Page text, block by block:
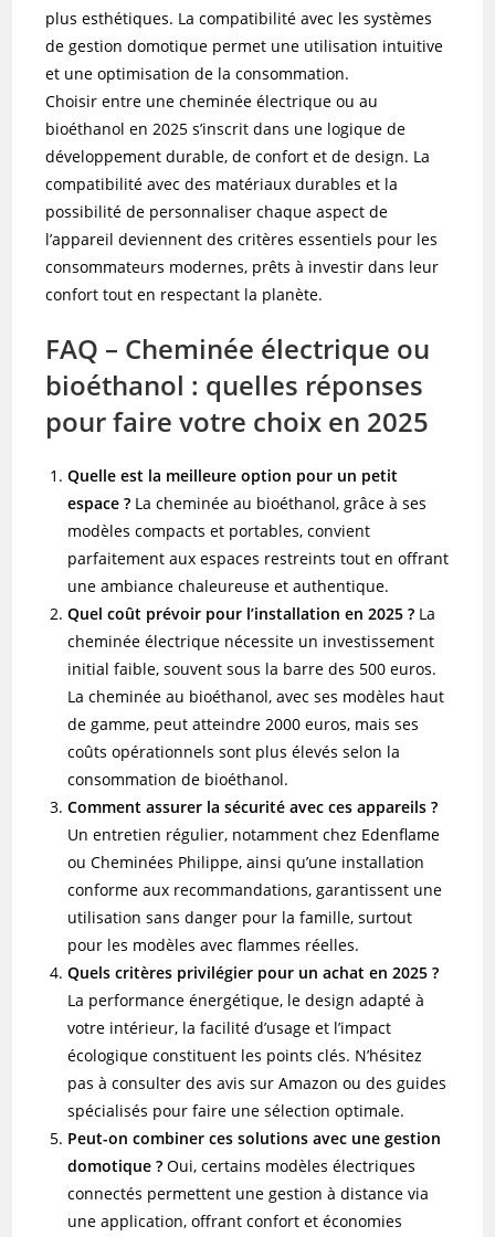
plus esthétiques. La compatibilité avec les systèmes
de gestion domotique permet une utilisation intuitive
et une optimisation de la consommation.
Choisir entre une cheminée électrique ou au
bioéthanol en 2025 s’inscrit dans une logique de
développement durable, de confort et de design. La
compatibilité avec des matériaux durables et la
possibilité de personnaliser chaque aspect de
l’appareil deviennent des critères essentiels pour les
consommateurs modernes, prêts à investir dans leur
confort tout en respectant la planète.
FAQ – Cheminée électrique ou
bioéthanol : quelles réponses
pour faire votre choix en 2025
Quelle est la meilleure option pour un petit
espace ? La cheminée au bioéthanol, grâce à ses
modèles compacts et portables, convient
parfaitement aux espaces restreints tout en offrant
une ambiance chaleureuse et authentique.
Quel coût prévoir pour l’installation en 2025 ? La
cheminée électrique nécessite un investissement
initial faible, souvent sous la barre des 500 euros.
La cheminée au bioéthanol, avec ses modèles haut
de gamme, peut atteindre 2000 euros, mais ses
coûts opérationnels sont plus élevés selon la
consommation de bioéthanol.
Comment assurer la sécurité avec ces appareils ?
Un entretien régulier, notamment chez Edenflame
ou Cheminées Philippe, ainsi qu’une installation
conforme aux recommandations, garantissent une
utilisation sans danger pour la famille, surtout
pour les modèles avec flammes réelles.
Quels critères privilégier pour un achat en 2025 ?
La performance énergétique, le design adapté à
votre intérieur, la facilité d’usage et l’impact
écologique constituent les points clés. N’hésitez
pas à consulter des avis sur Amazon ou des guides
spécialisés pour faire une sélection optimale.
Peut-on combiner ces solutions avec une gestion
domotique ? Oui, certains modèles électriques
connectés permettent une gestion à distance via
une application, offrant confort et économies